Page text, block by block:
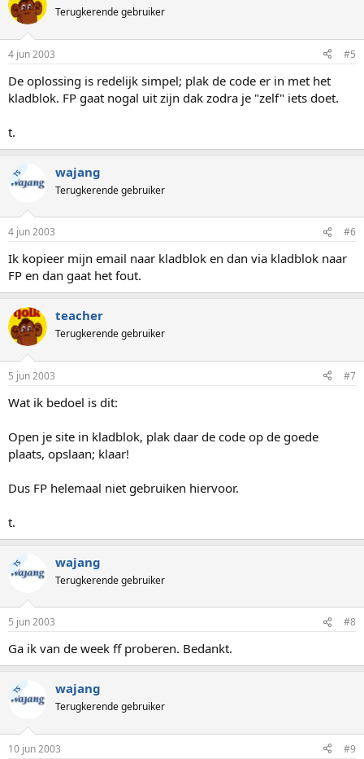
Terugkerende gebruiker
4 jun 2003 #5
De oplossing is redelijk simpel; plak de code er in met het
kladblok. FP gaat nogal uit zijn dak zodra je "zelf" iets doet.
t.
TS wajang
Terugkerende gebruiker
4 jun 2003 #6
Ik kopieer mijn email naar kladblok en dan via kladblok naar
FP en dan gaat het fout.
teacher
Terugkerende gebruiker
5 jun 2003 #7
Wat ik bedoel is dit:
Open je site in kladblok, plak daar de code op de goede
plaats, opslaan; klaar!
Dus FP helemaal niet gebruiken hiervoor.
t.
TS wajang
Terugkerende gebruiker
5 jun 2003 #8
Ga ik van de week ff proberen. Bedankt.
TS wajang
Terugkerende gebruiker
10 jun 2003 #9